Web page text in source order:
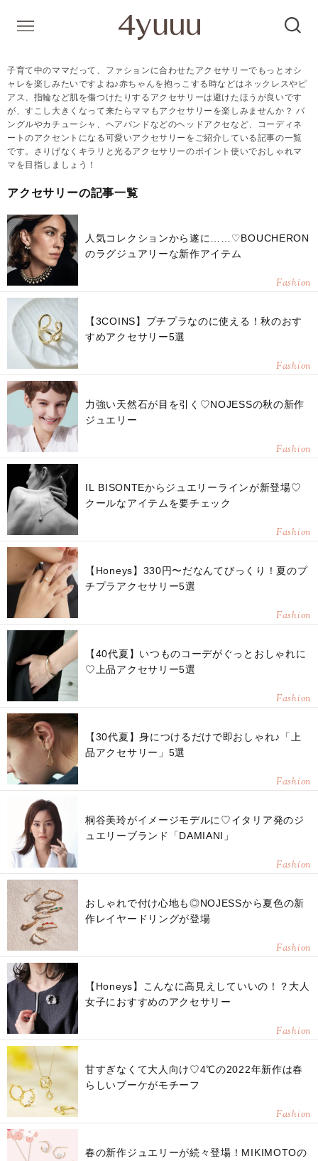
子育て中のママだって、ファションに合わせたアクセサリーでもっとオシ
ャレを楽しみたいですよね♪赤ちゃんを抱っこする時などはネックレスやピ
アス、指輪など肌を傷つけたりするアクセサリーは避けたほうが良いです
が、すこし大きくなって来たらママもアクセサリーを楽しみませんか？ バ
ングルやカチューシャ、ヘアバンドなどのヘッドアクセなど、コーディネ
ートのアクセントになる可愛いアクセサリーをご紹介している記事の一覧
です。さりげなくキラリと光るアクセサリーのポイント使いでおしゃれマ
マを目指しましょう！
アクセサリーの記事一覧
人気コレクションから遂に……♡BOUCHERON
のラグジュアリーな新作アイテム
Fashion
【3COINS】プチプラなのに使える！秋のおす
すめアクセサリー5選
Fashion
力強い天然石が目を引く♡NOJESSの秋の新作
ジュエリー
Fashion
IL BISONTEからジュエリーラインが新登場♡
クールなアイテムを要チェック
Fashion
【Honeys】330円〜だなんてびっくり！夏のプ
チプラアクセサリー5選
Fashion
【40代夏】いつものコーデがぐっとおしゃれに
♡上品アクセサリー5選
Fashion
【30代夏】身につけるだけで即おしゃれ♪「上
品アクセサリー」5選
Fashion
桐谷美玲がイメージモデルに♡イタリア発のジ
ュエリーブランド「DAMIANI」
Fashion
おしゃれで付け心地も◎NOJESSから夏色の新
作レイヤードリングが登場
Fashion
【Honeys】こんなに高見えしていいの！？大人
女子におすすめのアクセサリー
Fashion
甘すぎなくて大人向け♡4℃の2022年新作は春
らしいブーケがモチーフ
Fashion
春の新作ジュエリーが続々登場！MIKIMOTOの